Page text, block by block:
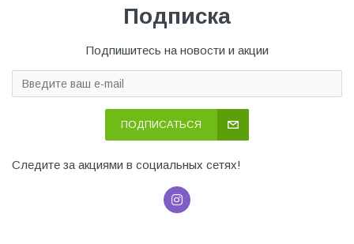
Подписка
Подпишитесь на новости и акции
ПОДПИСАТЬСЯ
Следите за акциями в социальных сетях!